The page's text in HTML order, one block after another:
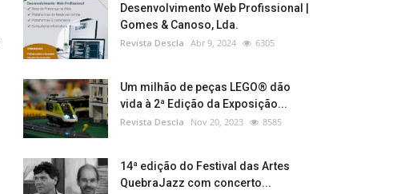
Desenvolvimento Web Profissional |
Gomes & Canoso, Lda.
Revista Descla Abr 9, 2024 6305
Um milhão de peças LEGO® dão
vida à 2ª Edição da Exposição...
Revista Descla Nov 20, 2023 8585
14ª edição do Festival das Artes
QuebraJazz com concerto...